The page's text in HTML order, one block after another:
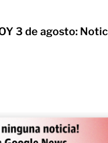
3 de agosto: